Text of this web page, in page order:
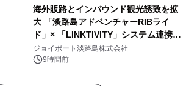
海外販路とインバウンド観光誘致を拡
大 「淡路島アドベンチャーRIBライ
ド」× 「LINKTIVITY」システム連携を
開始！
ジョイポート淡路島株式会社
9時間前